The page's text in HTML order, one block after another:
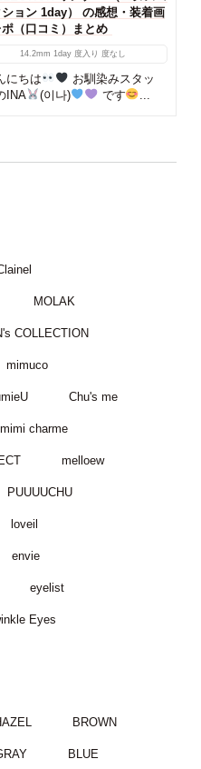
ション 1day） の感想・装着画
（口コミ）まとめ
14.2mm 1day 度入り 度なし
にちは
お馴染みスタッ
INA
(이나) です
MOLAK
COLLECTION
mimuco
Chu's me
mimi charme
melloew
PUUUUCHU
loveil
envie
eyelist
Eyes
BROWN
BLUE